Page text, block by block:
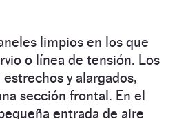
limpios en los que
o línea de tensión. Los
y alargados,
sección frontal. En el
entrada de aire